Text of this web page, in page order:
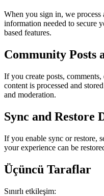
When you sign in, we
information needed to secure
based features.
Community Posts
If you create posts,
content is processed and
and moderation.
Sync and Restore
If you enable sync or restore,
your experience can be
Üçüncü Taraflar
Sınırlı etkileşim: